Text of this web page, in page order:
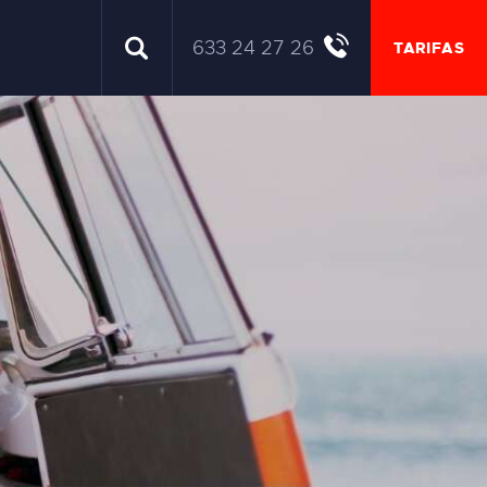
633 24 27 26 TARIFAS